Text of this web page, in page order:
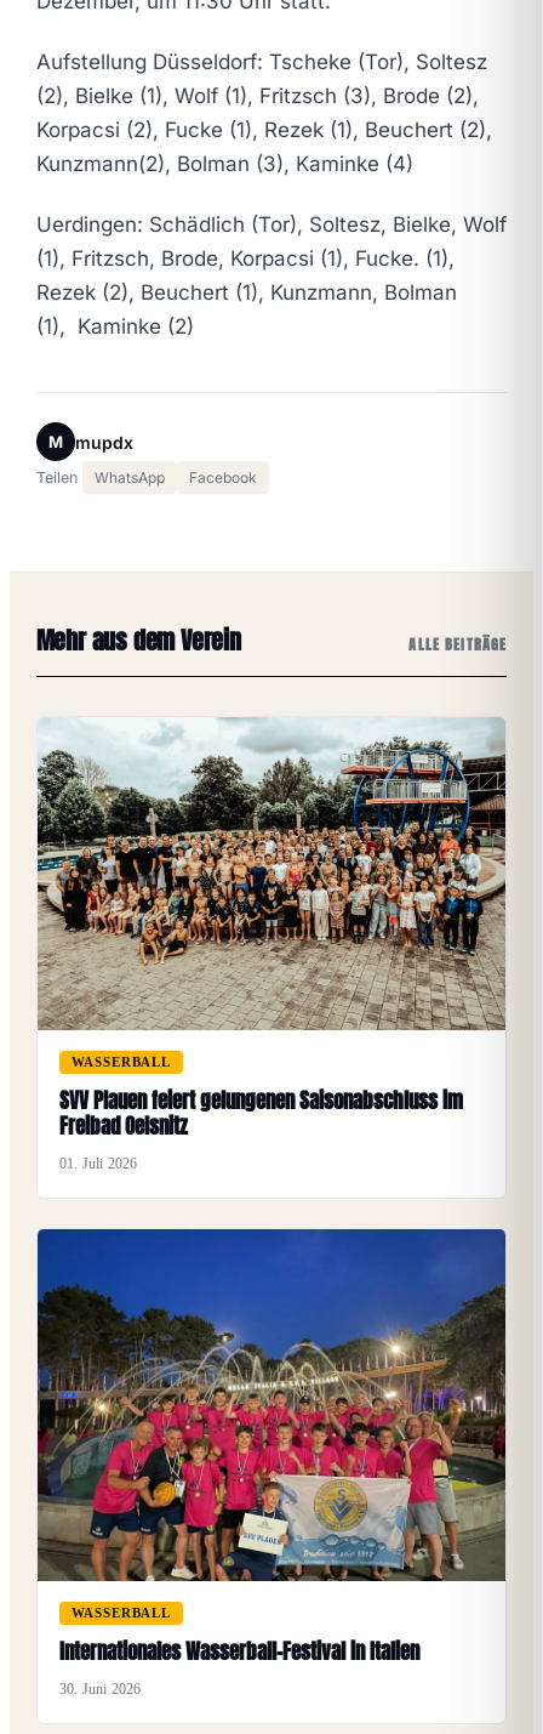
Aufstellung Düsseldorf: Tscheke (Tor), Soltesz
(2), Bielke (1), Wolf (1), Fritzsch (3), Brode (2),
Korpacsi (2), Fucke (1), Rezek (1), Beuchert (2),
Kunzmann(2), Bolman (3), Kaminke (4)
Uerdingen: Schädlich (Tor), Soltesz, Bielke, Wolf
(1), Fritzsch, Brode, Korpacsi (1), Fucke. (1),
Rezek (2), Beuchert (1), Kunzmann, Bolman
(1), Kaminke (2)
M mupdx
Teilen WhatsApp Facebook
Mehr aus dem Verein ALLE BEITRÄGE
WASSERBALL
SVV Plauen feiert gelungenen Saisonabschluss im
Freibad Oelsnitz
01. Juli 2026
WASSERBALL
Internationales Wasserball-Festival in Italien
30. Juni 2026